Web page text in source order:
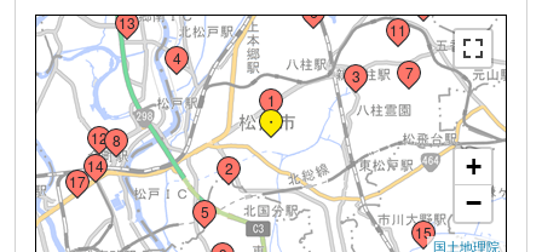
Loading...
・
1
2
3
4
5
6
7
8
11
12
13
14
15
17
+
−
国土地理院